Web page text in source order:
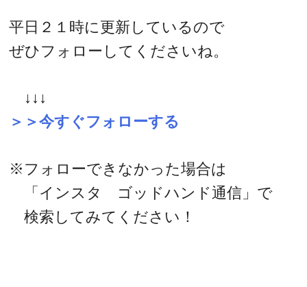
平日２１時に更新しているので
ぜひフォローしてくださいね。
↓↓↓
＞＞今すぐフォローする
※フォローできなかった場合は
「インスタ ゴッドハンド通信」で
検索してみてください！